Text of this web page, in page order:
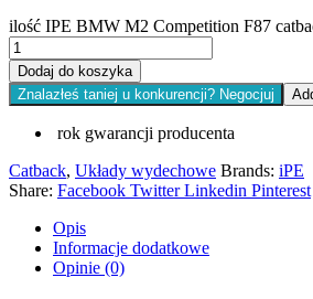
ilość IPE BMW M2 Competition F87
Dodaj do koszyka
Znalazłeś taniej u konkurencji? Negocjuj
rok gwarancji producenta
Catback, Układy wydechowe Brands: iPE
Share: Facebook Twitter Linkedin Pinterest
Opis
Informacje dodatkowe
Opinie (0)